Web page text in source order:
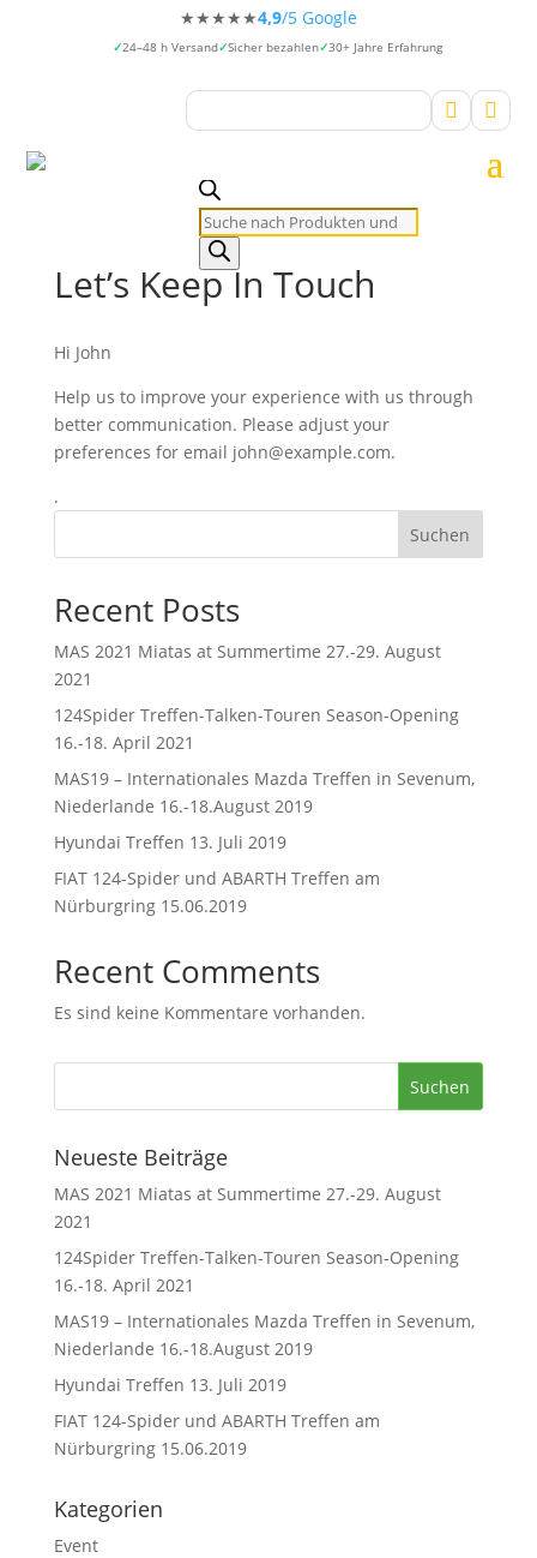
★★★★★4,9/5 Google
24–48 h Versand Sicher bezahlen 30+ Jahre Erfahrung


Products
search
Let’s Keep In Touch
Hi John
Help us to improve your experience with us through
better communication. Please adjust your
preferences for email john@example.com.
.
Suchen
Recent Posts
MAS 2021 Miatas at Summertime 27.-29. August
2021
124Spider Treffen-Talken-Touren Season-Opening
16.-18. April 2021
MAS19 – Internationales Mazda Treffen in Sevenum,
Niederlande 16.-18.August 2019
Hyundai Treffen 13. Juli 2019
FIAT 124-Spider und ABARTH Treffen am
Nürburgring 15.06.2019
Recent Comments
Es sind keine Kommentare vorhanden.
Neueste Beiträge
MAS 2021 Miatas at Summertime 27.-29. August
2021
124Spider Treffen-Talken-Touren Season-Opening
16.-18. April 2021
MAS19 – Internationales Mazda Treffen in Sevenum,
Niederlande 16.-18.August 2019
Hyundai Treffen 13. Juli 2019
FIAT 124-Spider und ABARTH Treffen am
Nürburgring 15.06.2019
Kategorien
Event